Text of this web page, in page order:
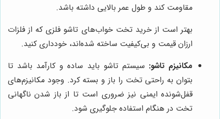
مقاومت کند و طول عمر بالایی داشته باشد.
بهتر است از خرید تخت خواب‌های تاشو فلزی که از فلزات
ارزان قیمت و بی‌کیفیت ساخته شده‌اند، خودداری کنید.
مکانیزم تاشو: سیستم تاشو باید ساده و کارآمد باشد تا
بتوان به راحتی تخت را باز و بسته کرد. وجود مکانیزم‌های
قفل‌شونده ایمنی نیز ضروری است تا از باز شدن ناگهانی
تخت در هنگام استفاده جلوگیری شود.